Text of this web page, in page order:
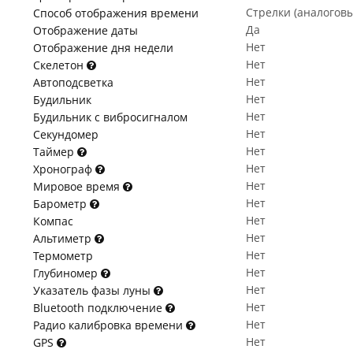
Способ отображения времени
Стрелки
Отображение даты
Да
Отображение дня недели
Нет
Скелетон
Нет
Автоподсветка
Нет
Будильник
Нет
Будильник с вибросигналом
Нет
Секундомер
Нет
Таймер
Нет
Хронограф
Нет
Мировое время
Нет
Барометр
Нет
Компас
Нет
Альтиметр
Нет
Термометр
Нет
Глубиномер
Нет
Указатель фазы луны
Нет
Bluetooth подключение
Нет
Радио калибровка времени
Нет
GPS
Нет